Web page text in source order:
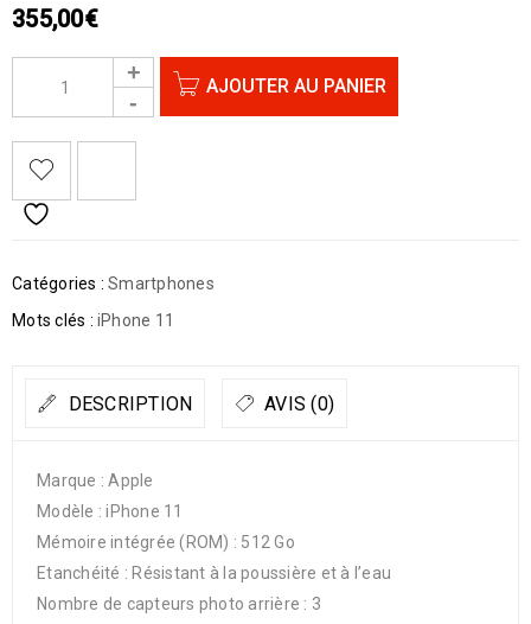
355,00€
AJOUTER AU PANIER
Catégories : Smartphones
Mots clés : iPhone 11
DESCRIPTION AVIS (0)
Marque : Apple
Modèle : iPhone 11
Mémoire intégrée (ROM) : 512 Go
Etanchéité : Résistant à la poussière et à l’eau
Nombre de capteurs photo arrière : 3